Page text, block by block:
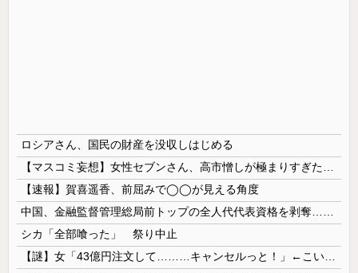
ロシアさん、国民の財産を没収しはじめる
【速報】賀喜遥香、前屈みで◯◯が見える角度
シカ「全部喰った」 祭り中止